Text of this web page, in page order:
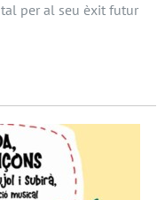
per al seu èxit futur